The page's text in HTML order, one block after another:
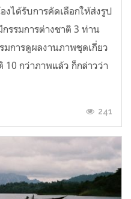
ได้รับการคัดเลือกให้ส่งรูป
รรมการต่างชาติ 3 ท่าน
การดูผลงานภาพชุดเกี่ยว
10 กว่าภาพแล้ว ก็กล่าวว่า
241